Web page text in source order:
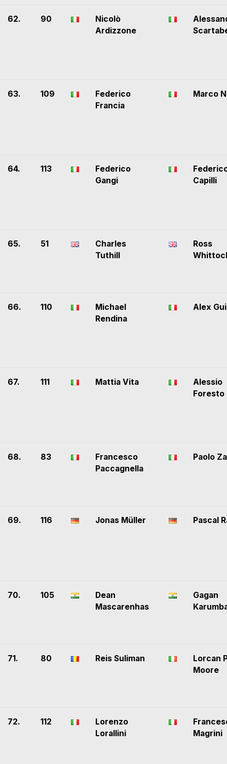
62. 90
Nicolò
Ardizzone
63. 109
Federico
Francia
Marco
64. 113
Federico
Gangi
Capilli
65. 51
Charles
Tuthill
Ross
66. 110
Michael
Rendina
Alex
67. 111 Mattia Vita
Alessio
Foresto
68. 83
Francesco
Paccagnella
Paolo
69. 116 Jonas Müller Pascal
70. 105
Dean
Mascarenhas
Gagan
71. 80 Reis Suliman
Lorcan
Moore
72. 112
Lorenzo
Lorallini
Magrini